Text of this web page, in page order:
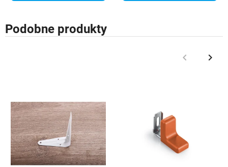
Podobne produkty
Poprzedni
keyboard_arrow_left keyboard_arrow_right